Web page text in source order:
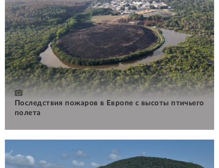
Последствия пожаров в Европе с высоты птичьего
полета